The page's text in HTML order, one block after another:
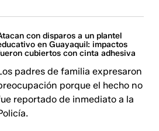
con disparos a un plantel
en Guayaquil: impactos
cubiertos con cinta adhesiva
padres de familia expresaron
porque el hecho no
reportado de inmediato a la